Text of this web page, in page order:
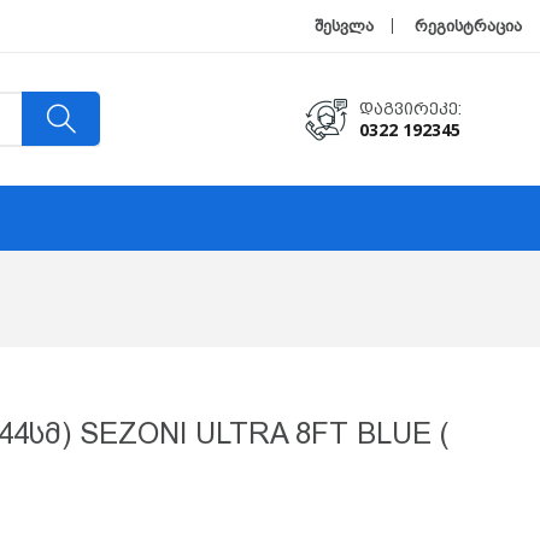
შესვლა რეგისტრაცია
Დაგვირეკე:
0322 192345
SEZONI ULTRA 8FT BLUE (